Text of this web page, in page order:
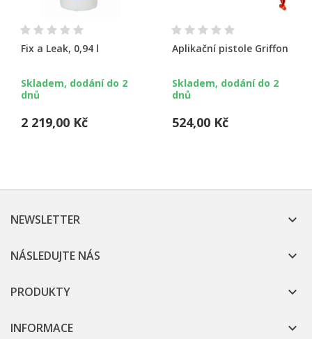
Fix a Leak, 0,94 l
Skladem, dodání do 2
dnů
2 219,00 Kč
Aplikační pistole Griffon
Skladem, dodání do 2
dnů
524,00 Kč
NEWSLETTER 
NÁSLEDUJTE NÁS 
PRODUKTY 
INFORMACE 